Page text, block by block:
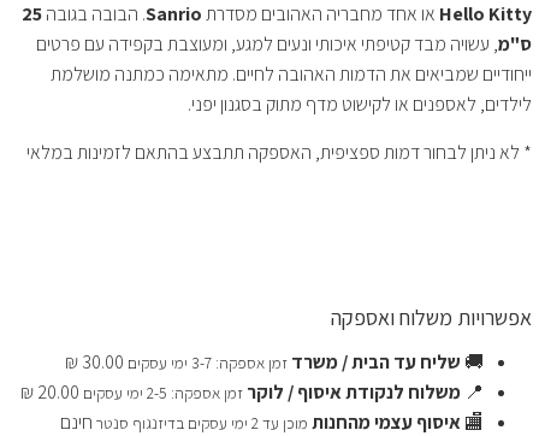
אפשרויות משלוח ואספקה
🚚 שליח עד הבית / משרד זמן אספקה: 3-7 ימי עסקים
30.00 ₪
📍 משלוח לנקודת איסוף / לוקר זמן אספקה: 2-5 ימי עסקים
20.00 ₪
🏬איסוף עצמי מהחנות מוכן עד 2 ימי עסקים בדיזנגוף סנטר חינם
Hello Kitty או אחד מחבריה האהובים מסדרתSanrio. הבובה בגובה25
ס"מ, עשויה מבד קטיפתי איכותי ונעים למגע, ומעוצבת בקפידה עם פרטים
ייחודיים שמביאים את הדמות האהובה לחיים. מתאימה כמתנה מושלמת
לילדים, לאספנים או לקישוט מדף מתוק בסגנון יפני.
* לא ניתן לבחור דמות ספציפית, האספקה תתבצע בהתאם לזמינות במלאי